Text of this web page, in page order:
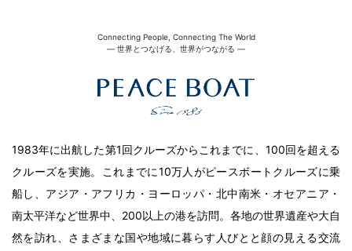
Connecting People, Connecting The World
― 世界とつなげる、世界がつながる ―
1983年に出航した第1回クルーズからこれまでに、100回を超える
クルーズを実施。これまでに10万人がピースボートクルーズに乗
船し、アジア・アフリカ・ヨーロッパ・北中南米・オセアニア・
南太平洋など世界中、200以上の港を訪問。各地の世界遺産や大自
然を訪れ、さまざまな国や地域に暮らす人びとと顔の見える交流